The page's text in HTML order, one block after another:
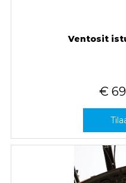
Ventosit
€